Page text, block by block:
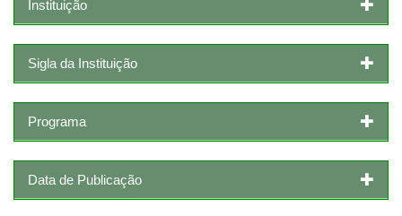
Instituição
Sigla da Instituição
Programa
Data de Publicação